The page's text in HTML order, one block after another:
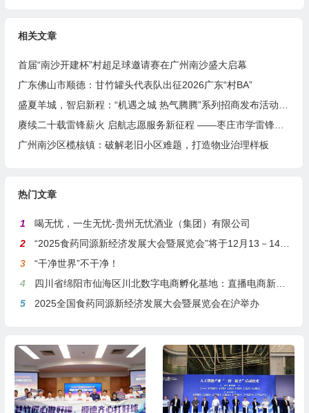
相关文章
首届“南沙开建杯”村超足球邀请赛在广州南沙盛大启幕
广东佛山市顺德：甘竹罐头代表队出征2026广东“村BA”
盛夏羊城，智启新程：“机遇之城 热气腾腾”系列招商发布活动之人工智能产业专场举行
赓续二十载雷锋薪火 启航志愿服务新征程 ——枣庄市学雷锋志愿者联合会隆重举行揭牌仪式
广州南沙区榄核镇：破解老旧小区难题，打造物业治理样板
热门文章
1
喝无忧，一生无忧-贵州无忧酒业（集团）有限公司
2
“2025食药同源新经济发展大会暨展览会”将于12月13－14日在沪举行
3
“干净世界”不干净！
4
四川省绵阳市仙海区川北数字电商孵化基地：直播电商新引擎，预计年产值达5亿
5
2025全国食药同源新经济发展大会暨展览会在沪举办